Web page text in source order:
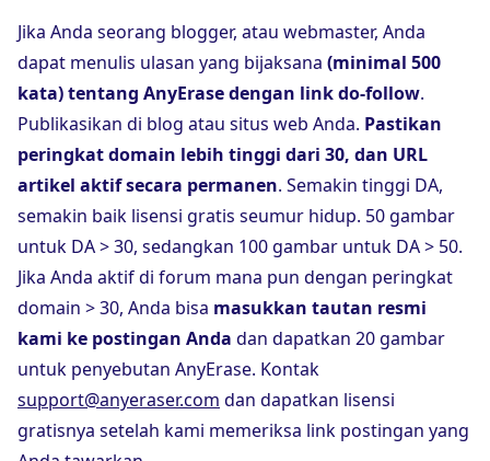
Jika Anda seorang blogger, atau webmaster, Anda
dapat menulis ulasan yang bijaksana (minimal 500
kata) tentang AnyErase dengan link do-follow.
Publikasikan di blog atau situs web Anda. Pastikan
peringkat domain lebih tinggi dari 30, dan URL
artikel aktif secara permanen. Semakin tinggi DA,
semakin baik lisensi gratis seumur hidup. 50 gambar
untuk DA > 30, sedangkan 100 gambar untuk DA > 50.
Jika Anda aktif di forum mana pun dengan peringkat
domain > 30, Anda bisa masukkan tautan resmi
kami ke postingan Anda dan dapatkan 20 gambar
untuk penyebutan AnyErase. Kontak
support@anyeraser.com dan dapatkan lisensi
gratisnya setelah kami memeriksa link postingan yang